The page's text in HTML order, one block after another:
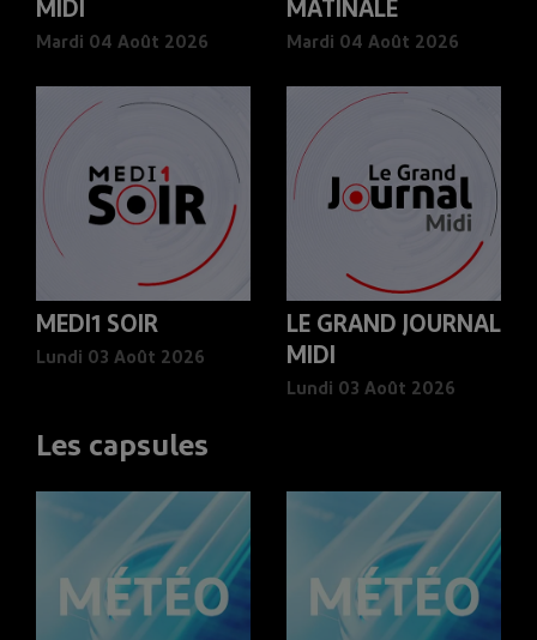
MIDI
Mardi 04 Août 2026
MATINALE
Mardi 04 Août 2026
MEDI1 SOIR
Lundi 03 Août 2026
LE GRAND JOURNAL
MIDI
Lundi 03 Août 2026
Les capsules